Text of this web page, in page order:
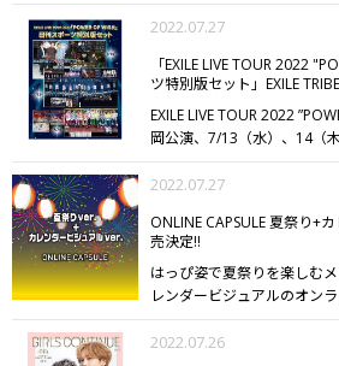
す。）となります。
は、期限の更新や返金を承
限は「マイページ」画面の
りご確認いただけます。【
獲得商品の発送期限は、獲
発送期限が切れたカプセル
必ず発送手続きを行ってく
ます。
を確認して発送手続き【カ
セルのプレイ1回につき、カ
す。ご購入後、回したいカプ
さい。オンラインカプセル
ことができませんので、次
時にご使用ください。 【カ
す。）となります。
は、期限の更新や返金を承
限は「マイページ」画面の
りご確認いただけます。 【
獲得商品の発送期限は、獲
発送期限が切れたカプセル
必ず発送手続きを行ってく
ースしたファースト・アルバ
たした。インタビューでは
作に対する想い、メンバー
りと語ってもらった。さら
"ANSWER... " OPENING
様子を写真でお届けする。
ス」に出演し、Zドラマ第3
キス」では主演として出演
征。「やり直したいファー
「ばかやろうのキス」の劇
り、ふたつのドラマがクロ
LIVE TOUR 2022 "ANSWER... "
「EXILE LIVE TOUR 2022
ツ特別版セット」EXILE
2022.07.27
EXILE LIVE TOUR 2022
岡公演、7/13（水）、14（
面に作り替えた、7/7（木）
日刊スポーツ3紙セット「
EXILE TRIBE STATION
特別1面掲載内容
イドームで全国ドームツアー
公演を開催。20年2月以来、
ーでは、同年11月にグルー
限定復活するなど、15人が
ONLINE CAPSULE 夏祭り+
売決定!!
2022.07.27
はっぴ姿で夏祭りを楽しむ
レンダービジュアルのオン
TRIBE STATION ONLINE
ンやBDアイテムなど、数量
2022.07.26